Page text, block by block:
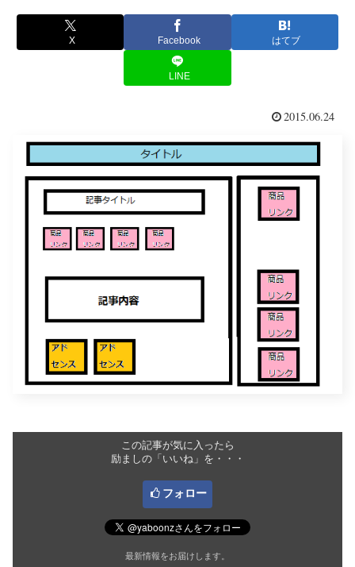
X Facebook はてブ
LINE
2015.06.24
この記事が気に入ったら
励ましの「いいね」を・・・
フォロー
最新情報をお届けします。